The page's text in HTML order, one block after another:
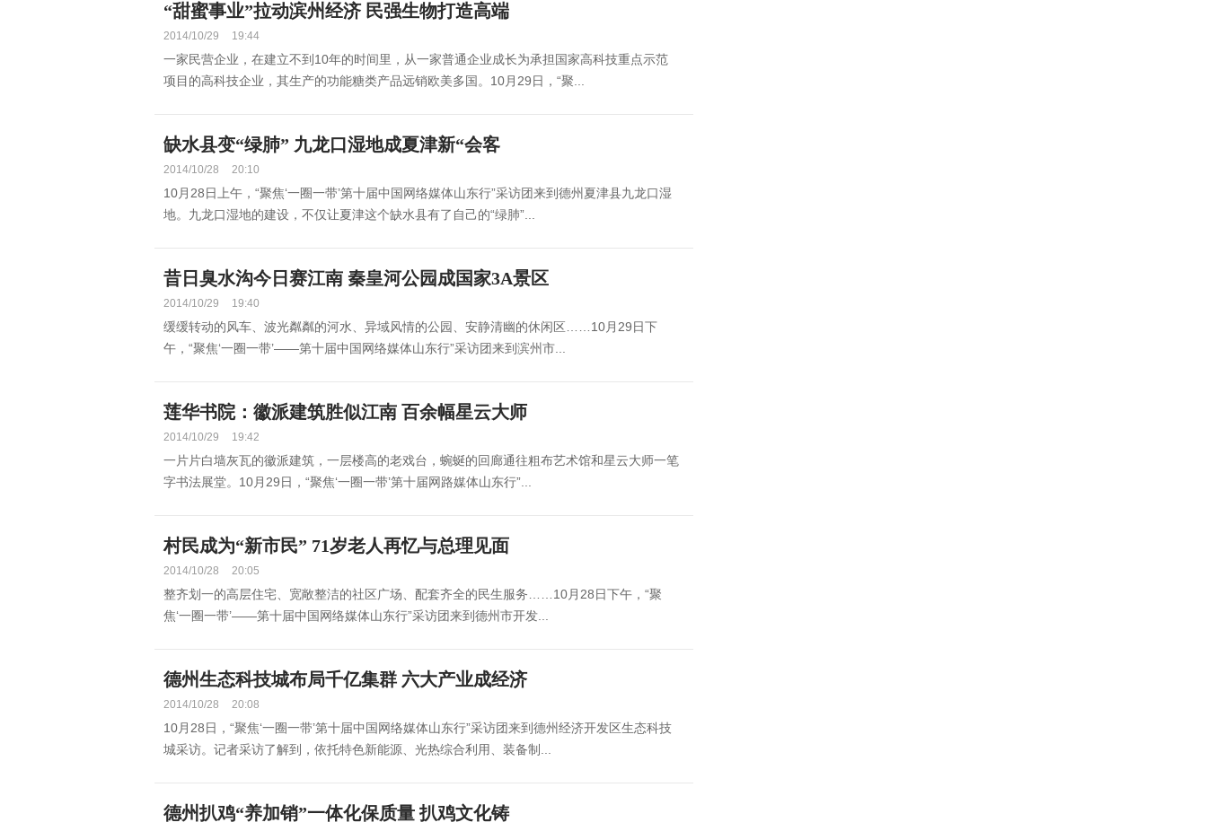
“甜蜜事业”拉动滨州经济 民强生物打造高端
2014/10/29 19:44
一家民营企业，在建立不到10年的时间里，从一家普通企业成长为承担国家高科技重点示范
项目的高科技企业，其生产的功能糖类产品远销欧美多国。10月29日，“聚...
缺水县变“绿肺” 九龙口湿地成夏津新“会客
2014/10/28 20:10
10月28日上午，“聚焦‘一圈一带’第十届中国网络媒体山东行”采访团来到德州夏津县九龙口湿
地。九龙口湿地的建设，不仅让夏津这个缺水县有了自己的“绿肺”...
昔日臭水沟今日赛江南 秦皇河公园成国家3A景区
2014/10/29 19:40
缓缓转动的风车、波光粼粼的河水、异域风情的公园、安静清幽的休闲区……10月29日下
午，“聚焦‘一圈一带’——第十届中国网络媒体山东行”采访团来到滨州市...
莲华书院：徽派建筑胜似江南 百余幅星云大师
2014/10/29 19:42
一片片白墙灰瓦的徽派建筑，一层楼高的老戏台，蜿蜒的回廊通往粗布艺术馆和星云大师一笔
字书法展堂。10月29日，“聚焦‘一圈一带’第十届网路媒体山东行”...
村民成为“新市民” 71岁老人再忆与总理见面
2014/10/28 20:05
整齐划一的高层住宅、宽敞整洁的社区广场、配套齐全的民生服务……10月28日下午，“聚
焦‘一圈一带’——第十届中国网络媒体山东行”采访团来到德州市开发...
德州生态科技城布局千亿集群 六大产业成经济
2014/10/28 20:08
10月28日，“聚焦‘一圈一带’第十届中国网络媒体山东行”采访团来到德州经济开发区生态科技
城采访。记者采访了解到，依托特色新能源、光热综合利用、装备制...
德州扒鸡“养加销”一体化保质量 扒鸡文化铸